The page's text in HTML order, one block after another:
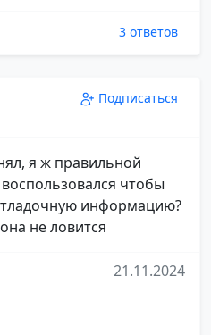
3 ответов
Подписаться
я ж правильной
чтобы
информацию?
не ловится
21.11.2024